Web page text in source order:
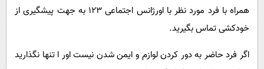
همراه با فرد مورد نظر با اورژانس اجتماعی 123 به جهت پیشگیری از
خودکشی تماس بگیرید.
اگر فرد حاضر به دور کردن لوازم و ایمن شدن نیست اور ا تنها نگذارید